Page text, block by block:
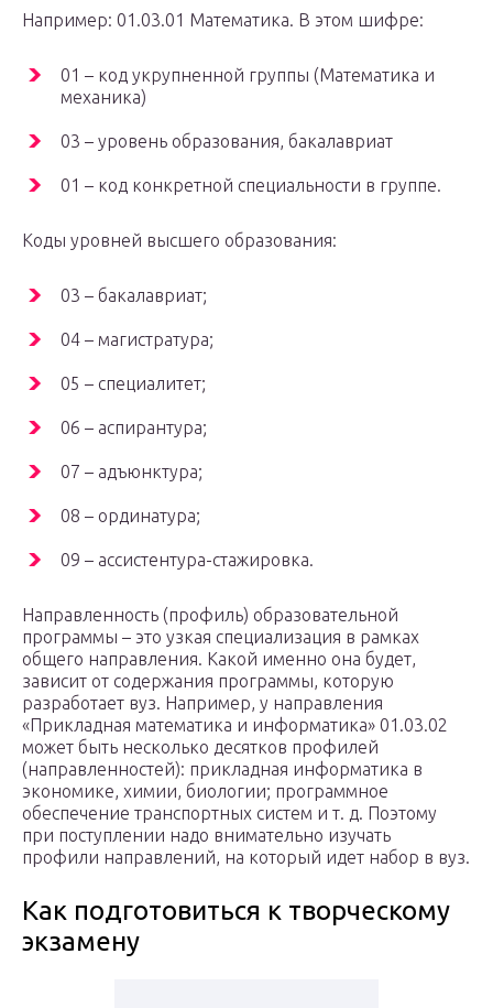
Например: 01.03.01 Математика. В этом шифре:
01 – код укрупненной группы (Математика и
механика)
03 – уровень образования, бакалавриат
01 – код конкретной специальности в группе.
Коды уровней высшего образования:
03 – бакалавриат;
04 – магистратура;
05 – специалитет;
06 – аспирантура;
07 – адъюнктура;
08 – ординатура;
09 – ассистентура-стажировка.
Направленность (профиль) образовательной
программы – это узкая специализация в рамках
общего направления. Какой именно она будет,
зависит от содержания программы, которую
разработает вуз. Например, у направления
«Прикладная математика и информатика» 01.03.02
может быть несколько десятков профилей
(направленностей): прикладная информатика в
экономике, химии, биологии; программное
обеспечение транспортных систем и т. д. Поэтому
при поступлении надо внимательно изучать
профили направлений, на который идет набор в вуз.
Как подготовиться к творческому
экзамену